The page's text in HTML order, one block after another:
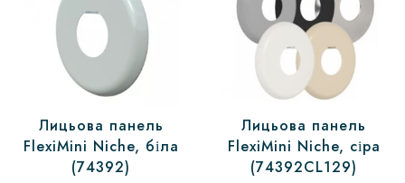
Лицьова панель
FlexiMini Niche, біла
(74392)
Лицьова панель
FlexiMini Niche, сіра
(74392CL129)